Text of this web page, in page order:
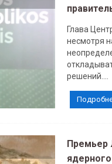
Глава
несмотря
решений....
Премьер